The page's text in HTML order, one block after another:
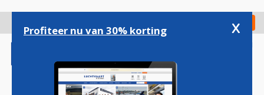
gaan
Check in
Profiteer nu van 30% korting x